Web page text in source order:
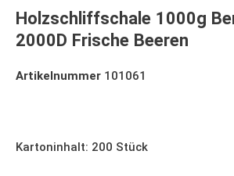
Holzschliffschale 1000g
2000D Frische Beeren
Artikelnummer 101061
Kartoninhalt: 200 Stück